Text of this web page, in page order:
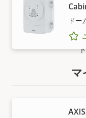
ドー
マ
サポ
Axis製品の情報、